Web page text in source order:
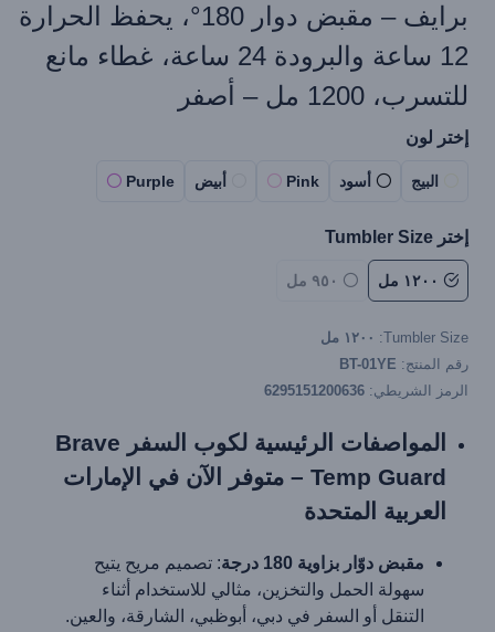
برايف – مقبض دوار 180°، يحفظ الحرارة
12 ساعة والبرودة 24 ساعة، غطاء مانع
للتسرب، 1200 مل – أصفر
إختر لون
البيج أسود Pink أبيض Purple
إختر Tumbler Size
١٢٠٠ مل ٩٥٠ مل
Tumbler Size:
١٢٠٠ مل
رقم المنتج: BT-01YE
الرمز الشريطي: 6295151200636
المواصفات الرئيسية لكوب السفر Brave
Temp Guard – متوفر الآن في الإمارات
العربية المتحدة
مقبض دوّار بزاوية 180 درجة
: تصميم مريح يتيح
سهولة الحمل والتخزين، مثالي للاستخدام أثناء
التنقل أو السفر في دبي، أبوظبي، الشارقة، والعين.